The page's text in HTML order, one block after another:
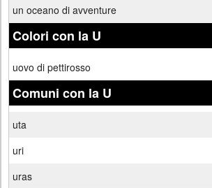
un oceano di avventure
Colori con la U
uovo di pettirosso
Comuni con la U
uta
uri
uras